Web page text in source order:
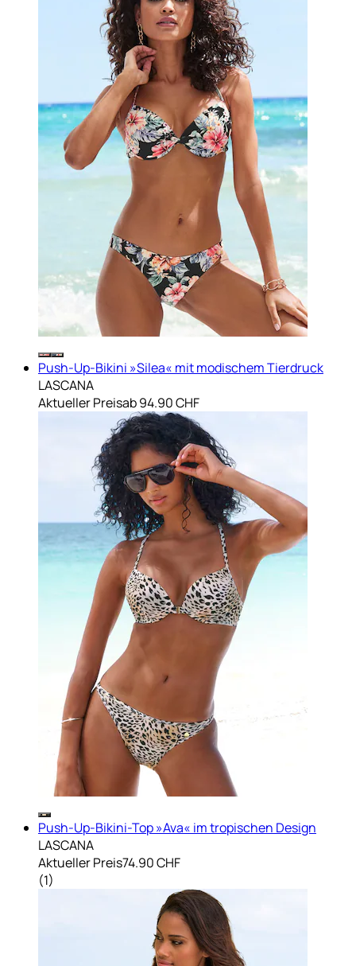
Push-Up-Bikini »Silea« mit modischem Tierdruck
LASCANA
Aktueller Preisab94.90 CHF
Push-Up-Bikini-Top »Ava« im tropischen Design
LASCANA
Aktueller Preis74.90 CHF
(1)